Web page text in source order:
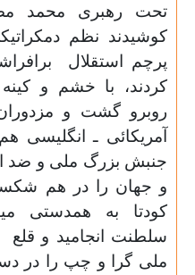
تحت رهبری محمد
کوشیدند نظم
پرچم استقلال
کردند، با خشم و
روبرو گشت و
آمریکائی ـ انگلیسی
جنبش بزرگ ملی و ضد
و جهان را در هم
کودتا به همدستی
سلطنت انجامید و قلع
ملی گرا و چپ را در